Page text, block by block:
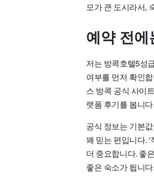
모가 큰 도시라서,
예약 전에
저는 방콕호텔5성
여부를 먼저 확인
스 방콕 공식 사이
랫폼 후기를 봅니
공식 정보는 기본
꽤 믿는 편입니다. ‘
더 중요합니다. 좋
좋은 숙소가 됩니